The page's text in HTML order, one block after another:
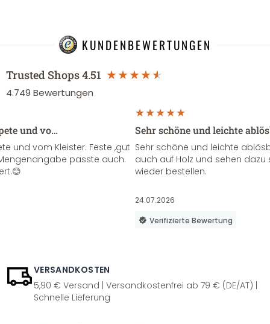
KUNDENBEWERTUNGEN
Trusted Shops4.51
4.749 Bewertungen
und vo…
und vom Kleister. Feste ,gut
passte auch.
Sehr schöne und leichte
Sehr schöne und leichte
auch auf Holz und sehen
wieder bestellen.
24.07.2026
Verifizierte Bewertung
VERSANDKOSTEN
5,90 € Versand | Versandkostenfrei ab 79 € (DE/AT) |
Schnelle Lieferung